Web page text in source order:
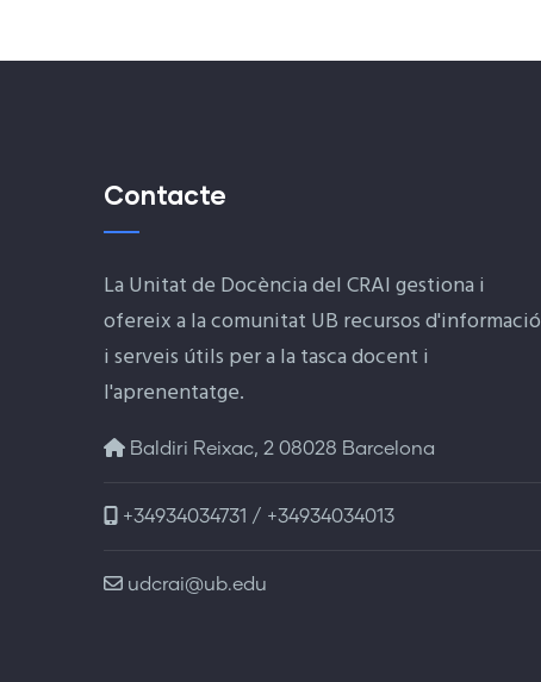
Contacte
La Unitat de Docència del CRAI gestiona i
ofereix a la comunitat UB recursos d'informació
i serveis útils per a la tasca docent i
l'aprenentatge.
Baldiri Reixac, 2 08028 Barcelona
+34934034731 / +34934034013
udcrai@ub.edu